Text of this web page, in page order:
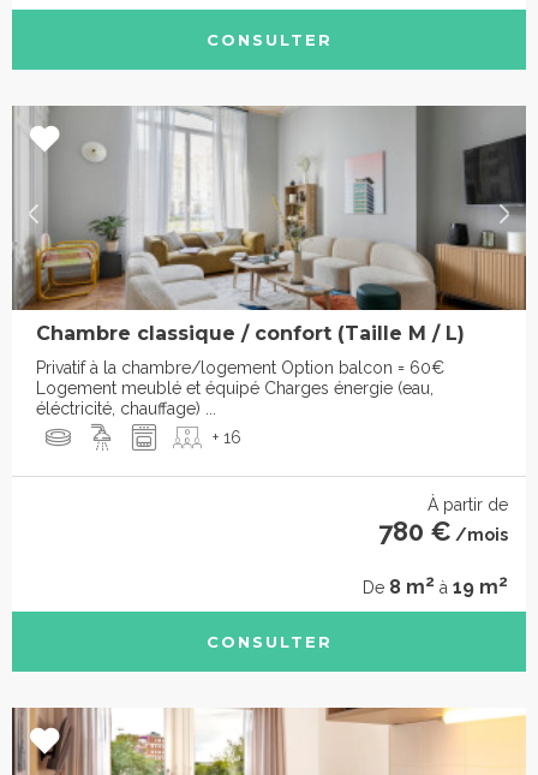
CONSULTER
Chambre classique / confort (Taille M / L)
Privatif à la chambre/logement Option balcon = 60€
Logement meublé et équipé Charges énergie (eau,
éléctricité, chauffage) ...
+ 16
À partir de
780 € /mois
De 8 m2 à 19 m2
CONSULTER